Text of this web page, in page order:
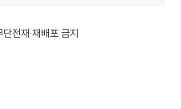
전재·재배포 금지